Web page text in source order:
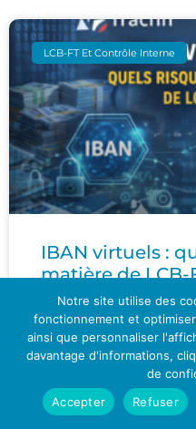
LCB-FT Et Contrôle Interne
IBAN virtuels :
matière de LCB-
Dans une étude
d’IBAN virtuels en
lutte contre le
financement du
Notre site utilise des
fonctionnement et
ainsi que personnaliser
davantage d'informations,
de
Accepter
Refuser